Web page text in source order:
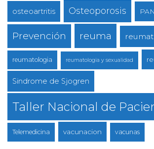
osteoartritis Osteoporosis
Prevención reuma
reumatologia reumatologia y sexualidad
Sindrome de Sjogren
Taller Nacional de
Telemedicina vacunacion vacunas